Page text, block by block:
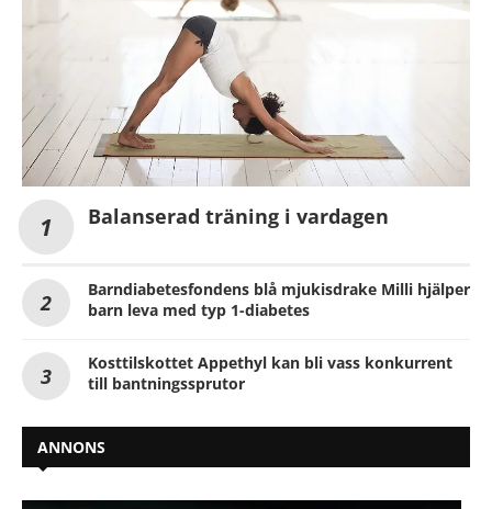
Balanserad träning i vardagen
Barndiabetesfondens blå mjukisdrake Milli hjälper
barn leva med typ 1-diabetes
Kosttilskottet Appethyl kan bli vass konkurrent
till bantningssprutor
ANNONS